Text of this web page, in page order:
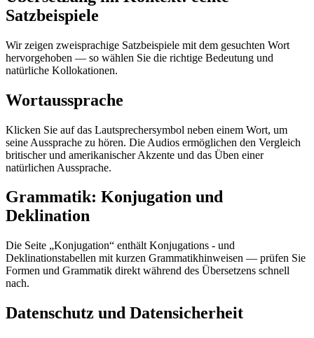
Satzbeispiele
Wir zeigen zweisprachige Satzbeispiele mit dem gesuchten Wort
hervorgehoben — so wählen Sie die richtige Bedeutung und
natürliche Kollokationen.
Wortaussprache
Klicken Sie auf das Lautsprechersymbol neben einem Wort, um
seine Aussprache zu hören. Die Audios ermöglichen den Vergleich
britischer und amerikanischer Akzente und das Üben einer
natürlichen Aussprache.
Grammatik: Konjugation und
Deklination
Die Seite „Konjugation“ enthält Konjugations - und
Deklinationstabellen mit kurzen Grammatikhinweisen — prüfen Sie
Formen und Grammatik direkt während des Übersetzens schnell
nach.
Datenschutz und Datensicherheit